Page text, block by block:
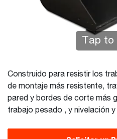
Tap
Construido para resistir los
de montaje más resistente,
pared y bordes de corte más
trabajo pesado , y nivelación